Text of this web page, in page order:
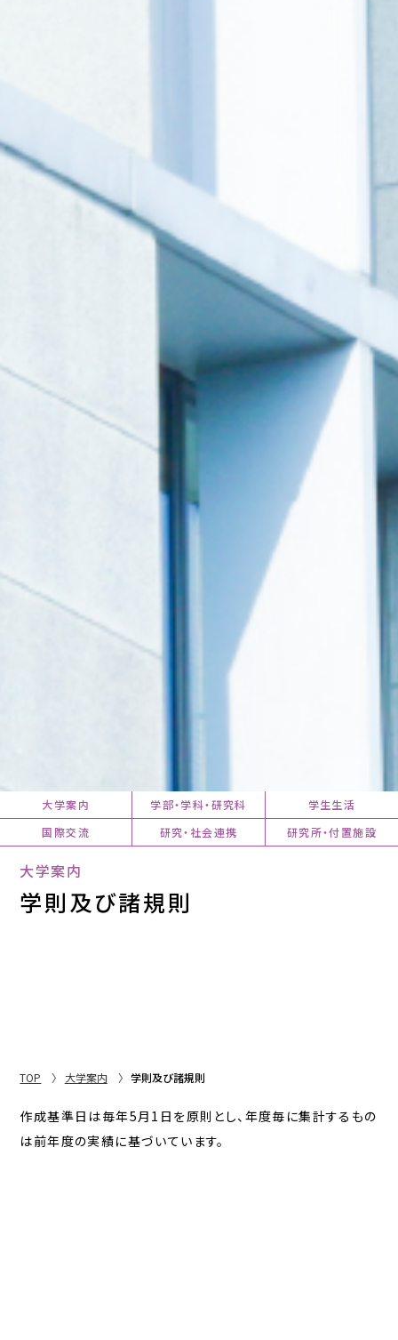
大学案内 学部・学科・研究科
学生生活
国際交流
研究・社会連携 研究所・付置施設
大学案内
学則及び諸規則
TOP 大学案内 学則及び諸規則
作成基準日は毎年5月1日を原則とし、年度毎に集計するもの
は前年度の実績に基づいています。